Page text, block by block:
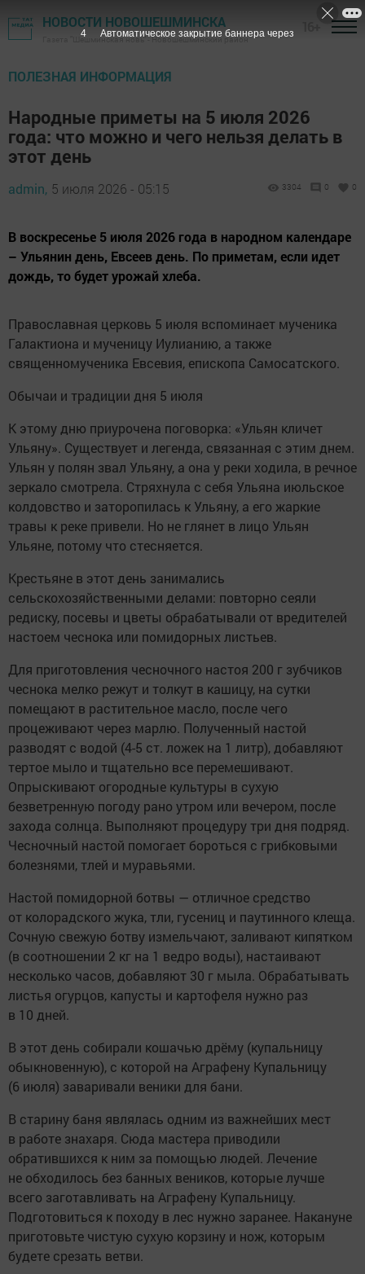
НОВОСТИ НОВОШЕШМИНСКА
Газета "Шешминская новь" - Новошешминский район
ПОЛЕЗНАЯ ИНФОРМАЦИЯ
Народные приметы на 5 июля 2026
года: что можно и чего нельзя делать в
этот день
admin, 5 июля 2026 - 05:15 3304 0 0
В воскресенье 5 июля 2026 года в народном календаре
– Ульянин день, Евсеев день. По приметам, если идет
дождь, то будет урожай хлеба.
Православная церковь 5 июля вспоминает мученика
Галактиона и мученицу Иулианию, а также
священномученика Евсевия, епископа Самосатского.
Обычаи и традиции дня 5 июля
К этому дню приурочена поговорка: «Ульян кличет
Ульяну». Существует и легенда, связанная с этим днем.
Ульян у полян звал Ульяну, а она у реки ходила, в речное
зеркало смотрела. Стряхнула с себя Ульяна июльское
колдовство и заторопилась к Ульяну, а его жаркие
травы к реке привели. Но не глянет в лицо Ульян
Ульяне, потому что стесняется.
Крестьяне в этот день занимались
сельскохозяйственными делами: повторно сеяли
редиску, посевы и цветы обрабатывали от вредителей
настоем чеснока или помидорных листьев.
Для приготовления чесночного настоя 200 г зубчиков
чеснока мелко режут и толкут в кашицу, на сутки
помещают в растительное масло, после чего
процеживают через марлю. Полученный настой
разводят с водой (4-5 ст. ложек на 1 литр), добавляют
тертое мыло и тщательно все перемешивают.
Опрыскивают огородные культуры в сухую
безветренную погоду рано утром или вечером, после
захода солнца. Выполняют процедуру три дня подряд.
Чесночный настой помогает бороться с грибковыми
болезнями, тлей и муравьями.
Настой помидорной ботвы — отличное средство
от колорадского жука, тли, гусениц и паутинного клеща.
Сочную свежую ботву измельчают, заливают кипятком
(в соотношении 2 кг на 1 ведро воды), настаивают
несколько часов, добавляют 30 г мыла. Обрабатывать
листья огурцов, капусты и картофеля нужно раз
в 10 дней.
В этот день собирали кошачью дрёму (купальницу
обыкновенную), с которой на Аграфену Купальницу
(6 июля) заваривали веники для бани.
В старину баня являлась одним из важнейших мест
в работе знахаря. Сюда мастера приводили
обратившихся к ним за помощью людей. Лечение
не обходилось без банных веников, которые лучше
всего заготавливать на Аграфену Купальницу.
Подготовиться к походу в лес нужно заранее. Накануне
приготовьте чистую сухую корзину и нож, которым
будете срезать ветви.
3 Автоматическое закрытие баннера через